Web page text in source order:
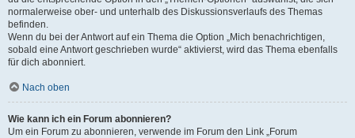
normalerweise ober- und unterhalb des Diskussionsverlaufs des Themas
befinden.
Wenn du bei der Antwort auf ein Thema die Option „Mich benachrichtigen,
sobald eine Antwort geschrieben wurde“ aktivierst, wird das Thema ebenfalls
für dich abonniert.
Nach oben
Wie kann ich ein Forum abonnieren?
Um ein Forum zu abonnieren, verwende im Forum den Link „Forum